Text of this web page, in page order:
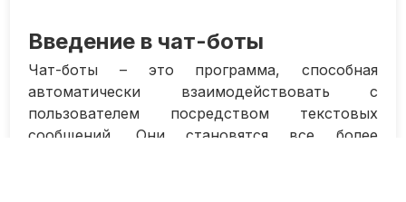
Введение в чат-боты
Чат-боты – это программа, способная
автоматически взаимодействовать с
пользователем посредством текстовых
сообщений. Они становятся все более